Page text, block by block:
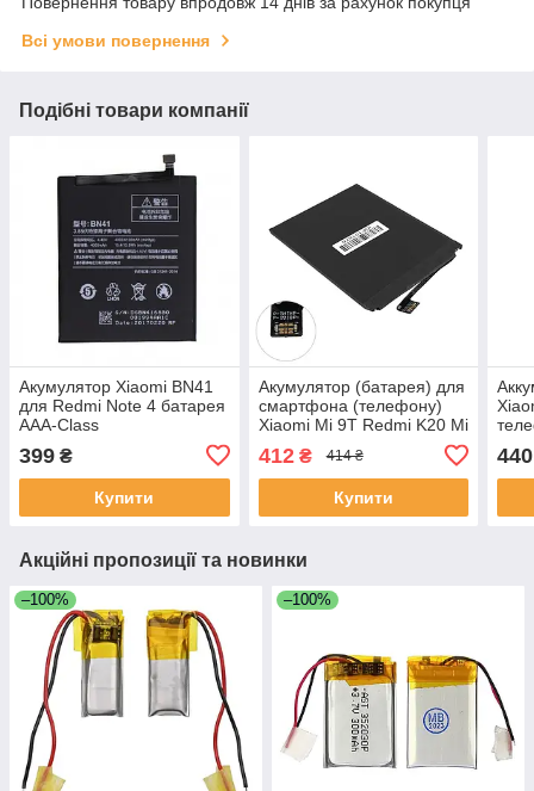
Всі умови повернення
Подібні товари компанії
Акумулятор Xiaomi BN41
для Redmi Note 4 батарея
AAA-Class
399 ₴
Купити
Акумулятор (батарея) для
смартфона (телефону)
Xiaomi Mi 9T Redmi K20 Mi
BP40 BP41 BM4G
3900mAh
412₴ 414 ₴
Купити
440
Акційні пропозиції та новинки
–100% –100%